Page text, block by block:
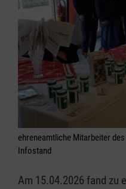
ehreneamtliche Mitarbeiter
Infostand
Am 15.04.2026 fand zu